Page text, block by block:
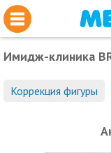
Имидж-клиника
Коррекция фигуры